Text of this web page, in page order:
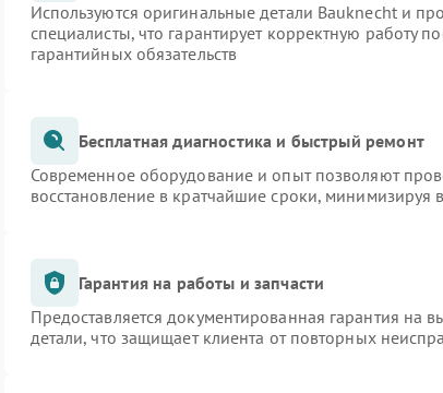
Используются оригинальные детали Bauknecht и
специалисты, что гарантирует корректную работу
гарантийных обязательств
Бесплатная диагностика и быстрый ремонт
Современное оборудование и опыт позволяют
восстановление в кратчайшие сроки, минимизируя
Гарантия на работы и запчасти
Предоставляется документированная гарантия на
детали, что защищает клиента от повторных